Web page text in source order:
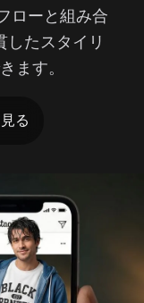
ローと組み合
したスタイリ
ます。
る